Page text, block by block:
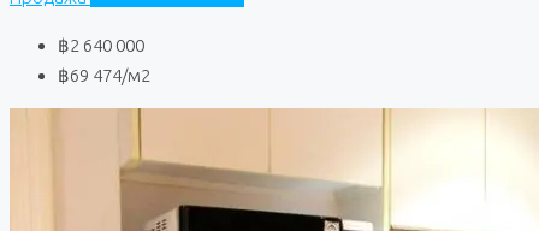
฿2 640 000
฿69 474/м2